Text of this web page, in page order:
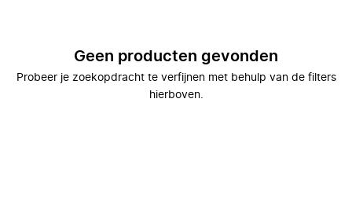
Geen producten gevonden
Probeer je zoekopdracht te verfijnen met behulp van de filters
hierboven.